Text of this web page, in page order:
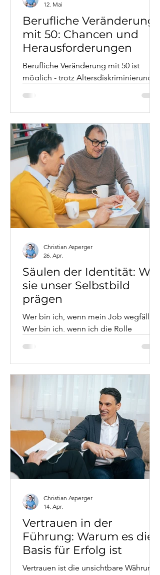
Berufliche Veränderung
mit 50: Chancen und
Herausforderungen
Berufliche Veränderung mit 50 ist
möglich - trotz Altersdiskriminierung.
evidenzbasiert (Stepstone 2025,
Bertelsmann, Neuroplastizität-
Forschung), wie Karrierewechsel 50+
gelingt. Mit aktuellen Studien zu
Erfolgsraten, Lernfähigkeit im Alter,
konkreten Fallbeispielen aus dem
Coaching und lösungsorientierten
Strategien. Neurologisch ist es nie zu
spät - gesellschaftlich braucht es
Strategie.
12. Mai
Säulen der Identität: Wie
sie unser Selbstbild
prägen
Wer bin ich, wenn mein Job wegfällt?
Wer bin ich, wenn ich die Rolle
systemischer Coach mit Praxis im
zweiten Bezirk in Wien, erklärt das
Konzept der Säulen der Identität - und
warum gerade Führungskräfte und
Unternehmer besonders gefährdet
sind, wenn eine dieser Säulen ins
Wanken gerät.
Christian Asperger
26. Apr.
Vertrauen in der
Führung: Warum es die
Basis für Erfolg ist
Vertrauen ist die unsichtbare Währung
Christian Asperger
14. Apr.